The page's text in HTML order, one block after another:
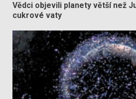
Vědci objevili planety větší než
cukrové vaty